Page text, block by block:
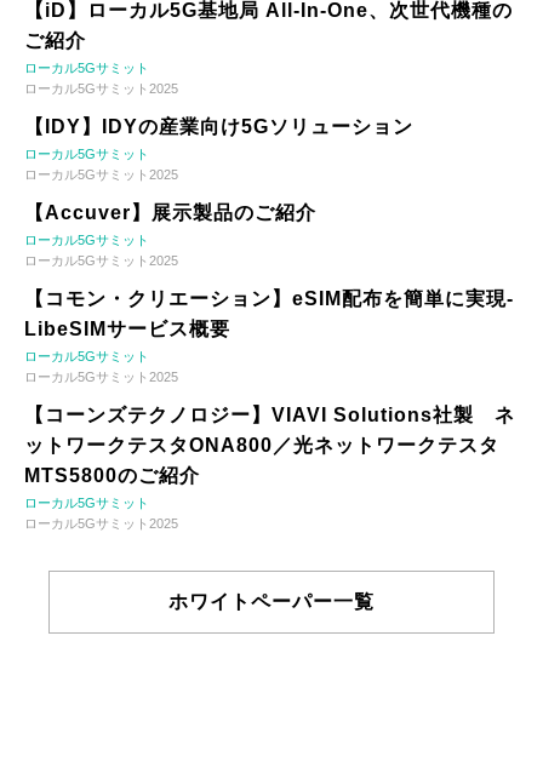
【iD】ローカル5G基地局 All-In-One、次世代機種の
ご紹介
ローカル5Gサミット
ローカル5Gサミット2025
【IDY】IDYの産業向け5Gソリューション
ローカル5Gサミット
ローカル5Gサミット2025
【Accuver】展示製品のご紹介
ローカル5Gサミット
ローカル5Gサミット2025
【コモン・クリエーション】eSIM配布を簡単に実現-
LibeSIMサービス概要
ローカル5Gサミット
ローカル5Gサミット2025
【コーンズテクノロジー】VIAVI Solutions社製 ネ
ットワークテスタONA800／光ネットワークテスタ
MTS5800のご紹介
ローカル5Gサミット
ローカル5Gサミット2025
ホワイトペーパー一覧